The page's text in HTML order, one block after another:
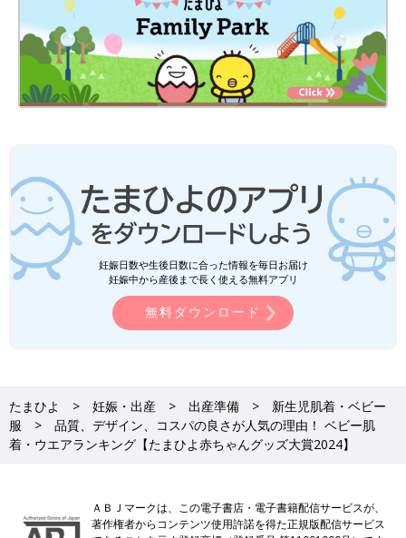
妊娠日数や生後日数に合った情報を毎日お届け
妊娠中から産後まで長く使える無料アプリ
無料ダウンロード
たまひよ 妊娠・出産 出産準備
新生児肌着・ベビー
服
品質、デザイン、コスパの良さが人気の理由！ ベビー肌
着・ウエアランキング【たまひよ赤ちゃんグッズ大賞2024】
ＡＢＪマークは、この電子書店・電子書籍配信サービスが、
著作権者からコンテンツ使用許諾を得た正規版配信サービス